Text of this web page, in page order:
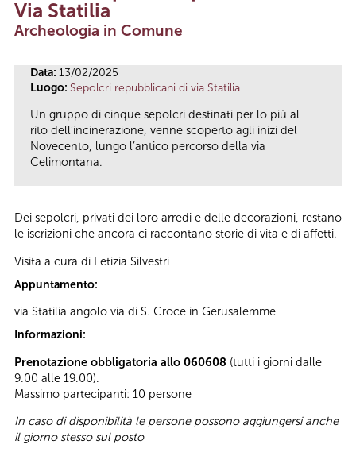
Via Statilia
Archeologia in Comune
Data: 13/02/2025
Luogo: Sepolcri repubblicani di via Statilia
Un gruppo di cinque sepolcri destinati per lo più al
rito dell’incinerazione, venne scoperto agli inizi del
Novecento, lungo l’antico percorso della via
Celimontana.
Dei sepolcri, privati dei loro arredi e delle decorazioni, restano
le iscrizioni che ancora ci raccontano storie di vita e di affetti.
Visita a cura di Letizia Silvestri
Appuntamento:
via Statilia angolo via di S. Croce in Gerusalemme
Informazioni:
Prenotazione obbligatoria allo 060608 (tutti i giorni dalle
9.00 alle 19.00).
Massimo partecipanti: 10 persone
In caso di disponibilità le persone possono aggiungersi anche
il giorno stesso sul posto